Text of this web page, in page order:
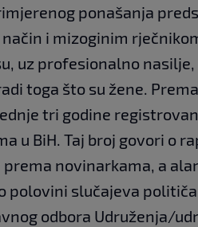
ponašanja
i mizoginim
uz profesionalno
toga što su žene.
tri godine
u BiH. Taj broj govori o
novinarkama, a
polovini slučajeva
odbora Udruženja/